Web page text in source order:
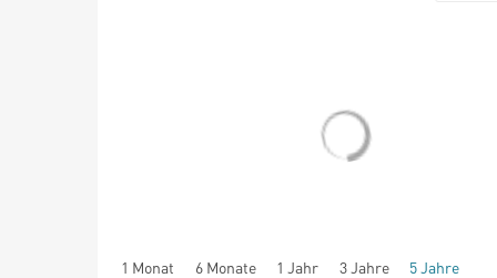
1 Monat 6 Monate 1 Jahr 3 Jahre 5 Jahre